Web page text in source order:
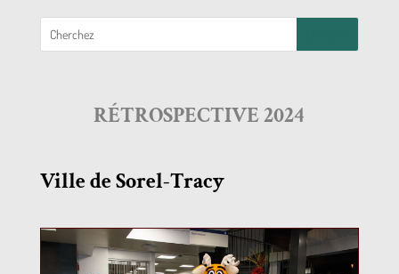
RÉTROSPECTIVE 2024
Ville de Sorel-Tracy